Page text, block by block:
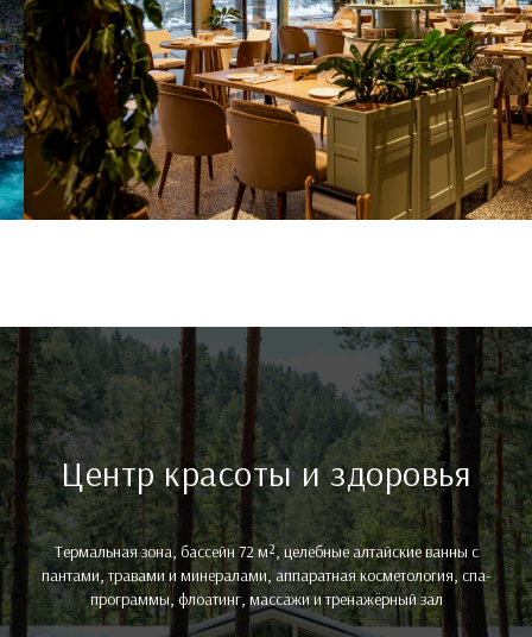
Центр красоты и здоровья
Термальная зона, бассейн 72 м², целебные алтайские ванны с
пантами, травами и минералами, аппаратная косметология, спа-
программы, флоатинг, массажи и тренажёрный зал
Отель Domina Алтай Шамбала
расположена в особой экономической
зоне «Бирюзовая Катунь» — на
правом берегу реки Катунь в Горном
Алтае. До Тавдинских пещер пешком
10 минут. До аэропорта Горно-
Алтайск — 45 км (45 минут езды).
Ближайший горнолыжный курорт
Манжерок — 8 км. Рядом —
Чемальский тракт, Семинский
Горному Алтаю.